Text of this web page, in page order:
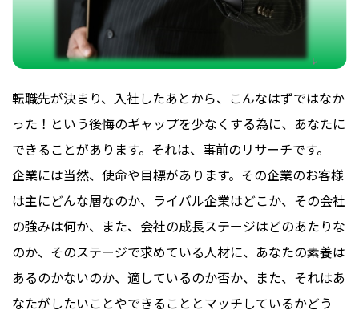
転職先が決まり、入社したあとから、こんなはずではなか
った！という後悔のギャップを少なくする為に、あなたに
できることがあります。それは、事前のリサーチです。
企業には当然、使命や目標があります。その企業のお客様
は主にどんな層なのか、ライバル企業はどこか、その会社
の強みは何か、また、会社の成長ステージはどのあたりな
のか、そのステージで求めている人材に、あなたの素養は
あるのかないのか、適しているのか否か、また、それはあ
なたがしたいことやできることとマッチしているかどう